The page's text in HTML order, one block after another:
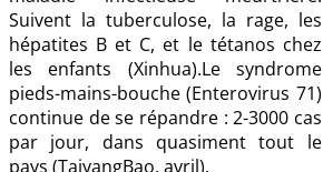
Suivent la tuberculose, la rage, les
hépatites B et C, et le tétanos chez
les enfants (Xinhua).Le syndrome
pieds-mains-bouche (Enterovirus 71)
continue de se répandre : 2-3000 cas
par jour, dans quasiment tout le
pays (TaiyangBao, avril).